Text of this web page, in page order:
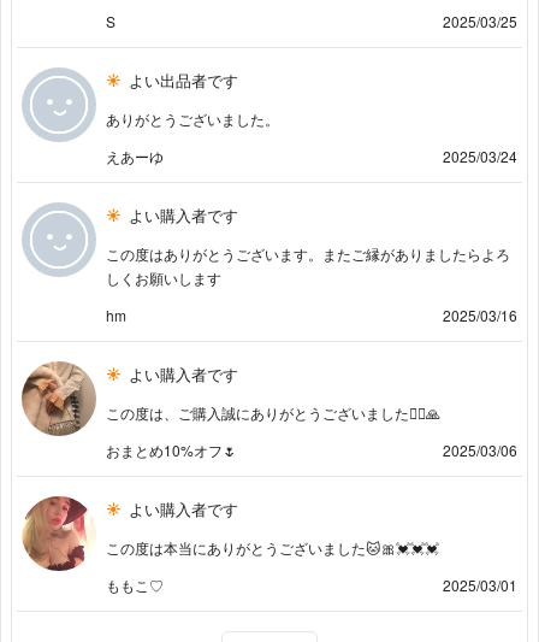
S 2025/03/25
よい出品者です
ありがとうございました。
えあーゆ
2025/03/24
よい購入者です
この度はありがとうございます。またご縁がありましたらよろ
しくお願いします
hm
2025/03/16
よい購入者です
この度は、ご購入誠にありがとうございました🙇‍♀️🙏
おまとめ10%オフ🌷
2025/03/06
よい購入者です
この度は本当にありがとうございました🐱🎀💓💓💓
ももこ♡
2025/03/01